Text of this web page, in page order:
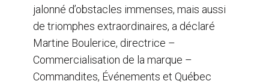
jalonné d’obstacles immenses, mais aussi
de triomphes extraordinaires, a déclaré
Martine Boulerice, directrice –
Commercialisation de la marque –
Commandites, Événements et Québec